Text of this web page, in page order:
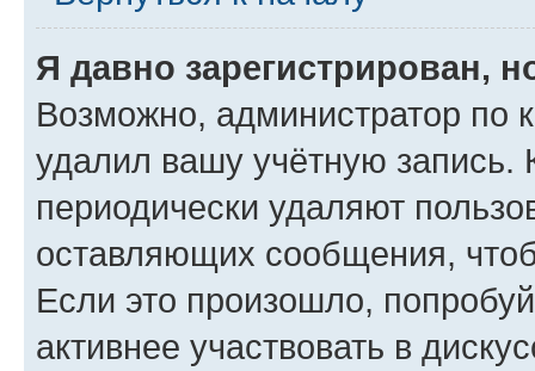
Я давно зарегистрирован,
Возможно, администратор по
удалил вашу учётную запись.
периодически удаляют
оставляющих сообщения,
Если это произошло,
активнее участвовать в